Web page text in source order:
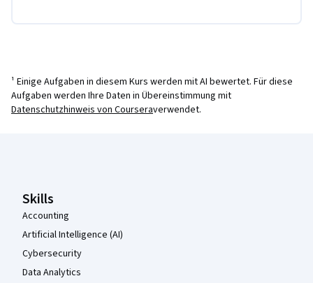
¹ Einige Aufgaben in diesem Kurs werden mit AI bewertet. Für diese
Aufgaben werden Ihre Daten in Übereinstimmung mit
Datenschutzhinweis von Courseraverwendet.
Skills
Accounting
Artificial Intelligence (AI)
Cybersecurity
Data Analytics